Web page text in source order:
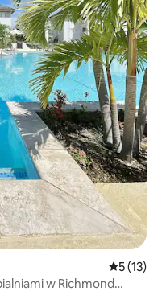
Średnia
5 (13)
w Richmond